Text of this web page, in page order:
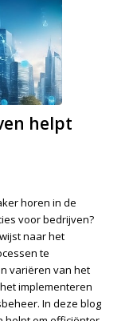
helpt
horen in de
voor bedrijven?
naar het
te
variëren van het
implementeren
In deze blog